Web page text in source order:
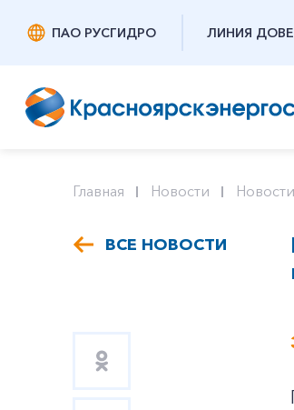
ПАО РУСГИДРО ЛИНИЯ
Главная Новости Новости
ВСЕ НОВОСТИ